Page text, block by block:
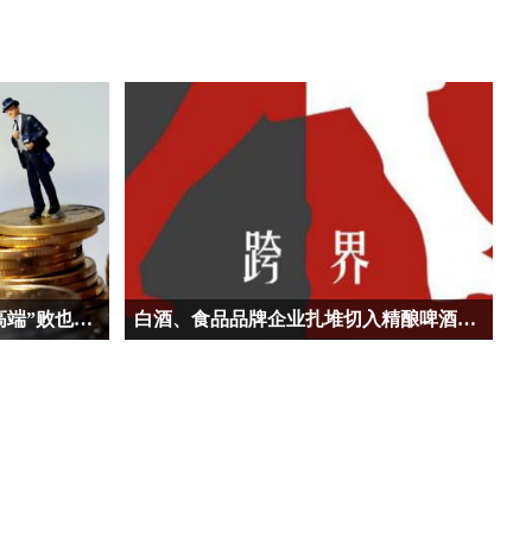
两大啤酒巨头发财报，成也“高端”败也“高端”？ 白酒、食品品牌企业扎堆切入精酿啤酒赛道